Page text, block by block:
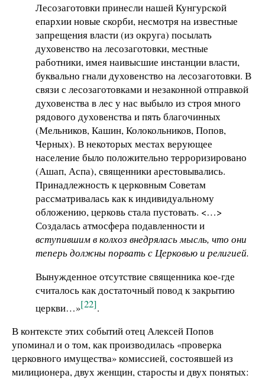
Лесозаготовки принесли нашей Кунгурской
епархии новые скорби, несмотря на известные
запрещения власти (из округа) посылать
духовенство на лесозаготовки, местные
работники, имея наивысшие инстанции власти,
буквально гнали духовенство на лесозаготовки. В
связи с лесозаготовками и незаконной отправкой
духовенства в лес у нас выбыло из строя много
рядового духовенства и пять благочинных
(Мельников, Кашин, Колокольников, Попов,
Черных). В некоторых местах верующее
население было положительно терроризировано
(Ашап, Аспа), священники арестовывались.
Принадлежность к церковным Советам
рассматривалась как к индивидуальному
обложению, церковь стала пустовать. <…>
Создалась атмосфера подавленности и
вступившим в колхоз внедрялась мысль, что они
теперь должны порвать с Церковью и религией.
Вынужденное отсутствие священника кое-где
считалось как достаточный повод к закрытию
церкви…»[22].
В контексте этих событий отец Алексей Попов
упоминал и о том, как производилась «проверка
церковного имущества» комиссией, состоявшей из
милиционера, двух женщин, старосты и двух понятых: